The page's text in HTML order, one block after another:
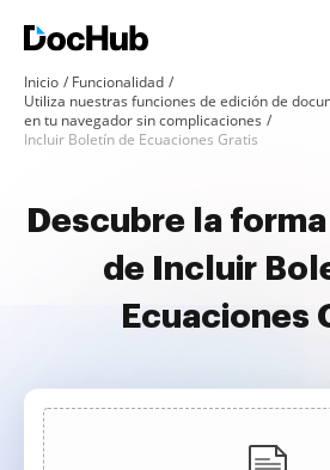
Inicio
Funcionalidad
Utiliza nuestras funciones de edición de
en tu navegador sin complicaciones
Incluir Boletín de Ecuaciones Gratis
Descubre la
de Incluir
Ecuaciones